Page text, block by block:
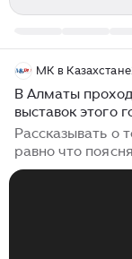
МК в Казахстане
В Алматы
выставок этого
Рассказывать о
равно что
это не только